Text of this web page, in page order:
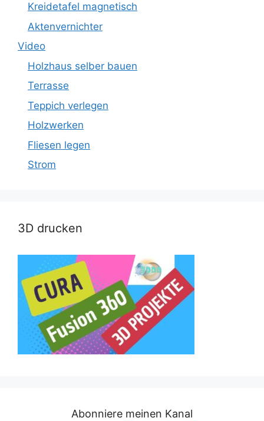
Kreidetafel magnetisch
Aktenvernichter
Video
Holzhaus selber bauen
Terrasse
Teppich verlegen
Holzwerken
Fliesen legen
Strom
3D drucken
Abonniere meinen Kanal